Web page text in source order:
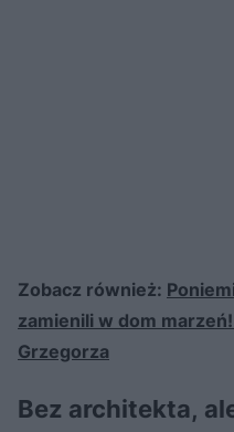
Zobacz również:
zamienili w dom
Grzegorza
Bez architekta,